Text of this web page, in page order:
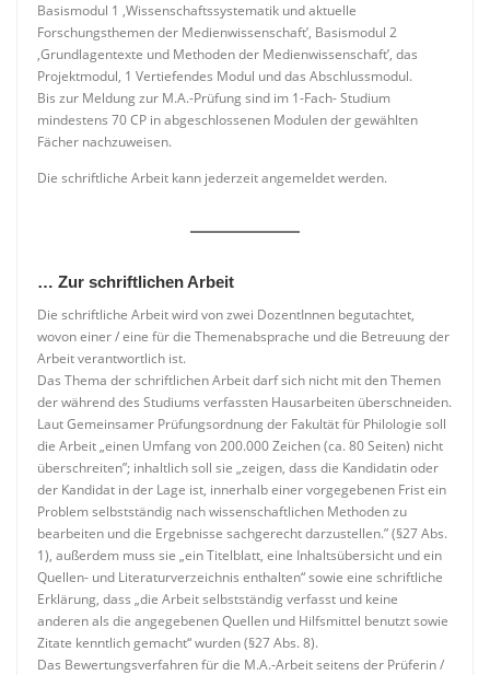
Basismodul 1 ‚Wissenschaftssystematik und aktuelle
Forschungsthemen der Medienwissenschaft’, Basismodul 2
‚Grundlagentexte und Methoden der Medienwissenschaft’, das
Projektmodul, 1 Vertiefendes Modul und das Abschlussmodul.
Bis zur Meldung zur M.A.-Prüfung sind im 1-Fach- Studium
mindestens 70 CP in abgeschlossenen Modulen der gewählten
Fächer nachzuweisen.
Die schriftliche Arbeit kann jederzeit angemeldet werden.
… Zur schriftlichen Arbeit
Die schriftliche Arbeit wird von zwei DozentInnen begutachtet,
wovon einer / eine für die Themenabsprache und die Betreuung der
Arbeit verantwortlich ist.
Das Thema der schriftlichen Arbeit darf sich nicht mit den Themen
der während des Studiums verfassten Hausarbeiten überschneiden.
Laut Gemeinsamer Prüfungsordnung der Fakultät für Philologie soll
die Arbeit „einen Umfang von 200.000 Zeichen (ca. 80 Seiten) nicht
überschreiten”; inhaltlich soll sie „zeigen, dass die Kandidatin oder
der Kandidat in der Lage ist, innerhalb einer vorgegebenen Frist ein
Problem selbstständig nach wissenschaftlichen Methoden zu
bearbeiten und die Ergebnisse sachgerecht darzustellen.” (§27 Abs.
1), außerdem muss sie „ein Titelblatt, eine Inhaltsübersicht und ein
Quellen- und Literaturverzeichnis enthalten“ sowie eine schriftliche
Erklärung, dass „die Arbeit selbstständig verfasst und keine
anderen als die angegebenen Quellen und Hilfsmittel benutzt sowie
Zitate kenntlich gemacht“ wurden (§27 Abs. 8).
Das Bewertungsverfahren für die M.A.-Arbeit seitens der Prüferin /